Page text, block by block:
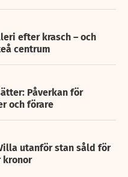
efter krasch – och
centrum
Påverkan för
och förare
utanför stan såld för
kronor